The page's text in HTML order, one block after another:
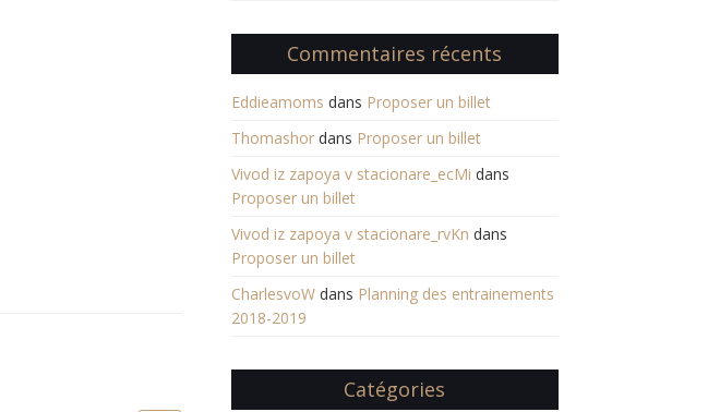
Commentaires récents
Eddieamoms dans Proposer un billet
Thomashordans Proposer un billet
Vivod iz zapoya v stacionare_ecMi dans
Proposer un billet
Vivod iz zapoya v stacionare_rvKn dans
Proposer un billet
CharlesvoWdans Planning des entrainements
2018-2019
Catégories